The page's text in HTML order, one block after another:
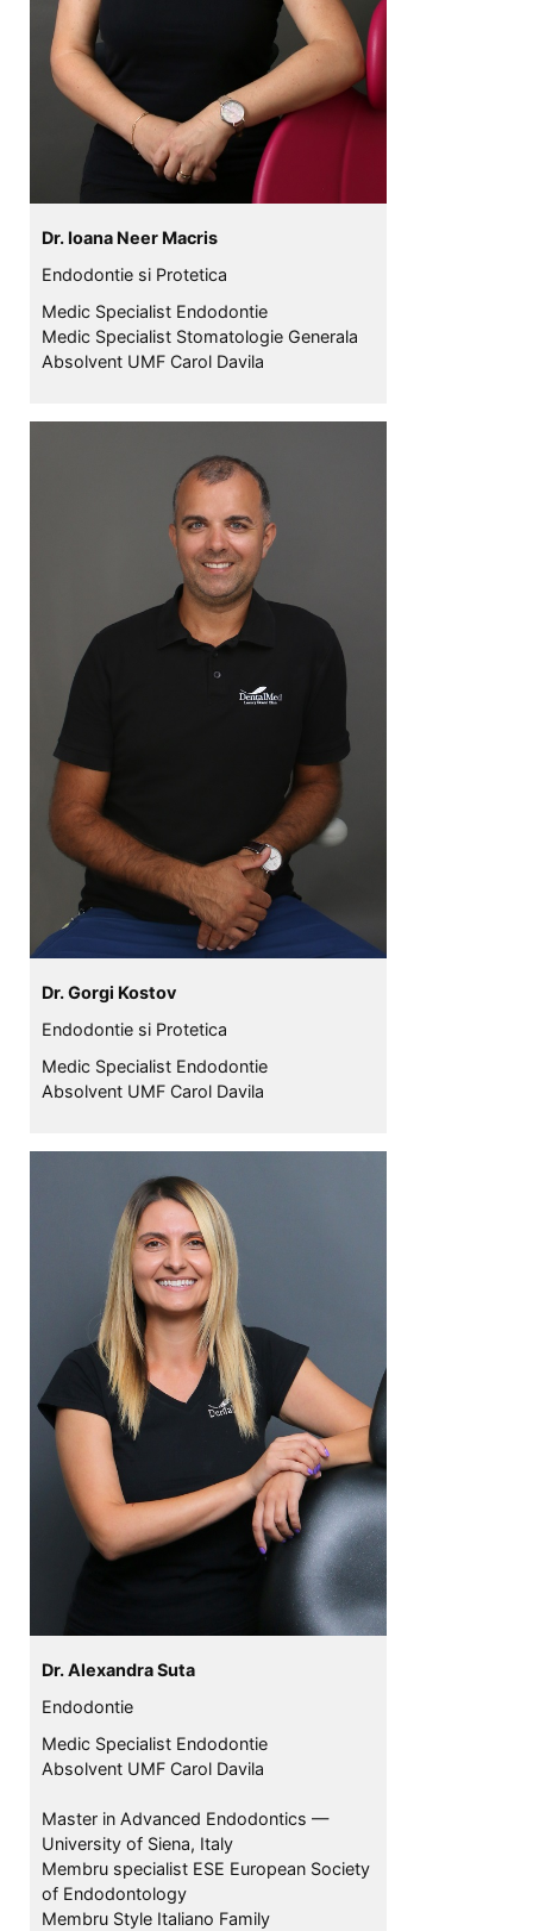
Dr. Ioana Neer Macris
Endodontie si Protetica
Medic Specialist Endodontie
Medic Specialist Stomatologie Generala
Absolvent UMF Carol Davila
Dr. Gorgi Kostov
Endodontie si Protetica
Medic Specialist Endodontie
Absolvent UMF Carol Davila
Dr. Alexandra Suta
Endodontie
Medic Specialist Endodontie
Absolvent UMF Carol Davila
Master in Advanced Endodontics —
University of Siena, Italy
Membru specialist ESE European Society
of Endodontology
Membru Style Italiano Family